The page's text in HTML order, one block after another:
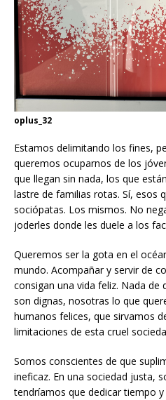
oplus_32
Estamos delimitando los fines,
queremos ocuparnos de los
que llegan sin nada, los que
lastre de familias rotas. Sí, esos
sociópatas. Los mismos. No
joderles donde les duele a los
Queremos ser la gota en el
mundo. Acompañar y servir de
consigan una vida feliz. Nada de
son dignas, nosotras lo que
humanos felices, que sirvamos
limitaciones de esta cruel
Somos conscientes de que
ineficaz. En una sociedad justa,
tendríamos que dedicar tiempo